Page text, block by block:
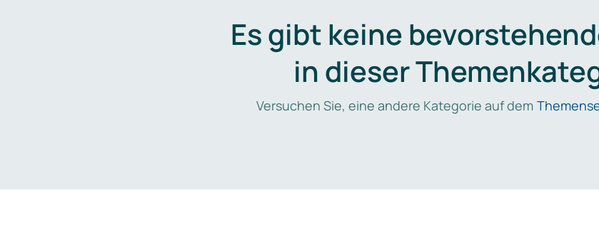
Es gibt keine
in dieser
Versuchen Sie, eine andere Kategorie auf dem